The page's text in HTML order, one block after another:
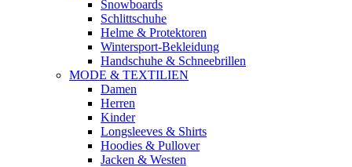
Snowboards
Schlittschuhe
Helme & Protektoren
Wintersport-Bekleidung
Handschuhe & Schneebrillen
MODE & TEXTILIEN
Damen
Herren
Kinder
Longsleeves & Shirts
Hoodies & Pullover
Jacken & Westen